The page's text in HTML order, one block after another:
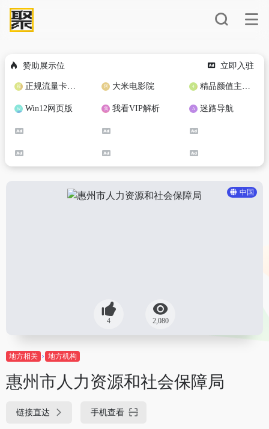
赞助展示位 立即入驻
正规流量卡免费加盟合作 大米电影院 精品颜值主播定制
Win12网页版 我看VIP解析 迷路导航
中国
4 2,080
地方相关 地方机构
惠州市人力资源和社会保障局
链接直达 手机查看